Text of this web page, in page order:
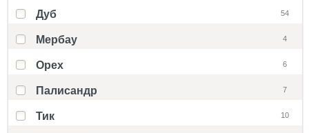
Дуб 54
Мербау 4
Орех 6
Палисандр 7
Тик 10